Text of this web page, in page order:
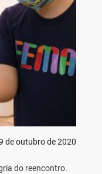
de outubro de 2020
do reencontro.